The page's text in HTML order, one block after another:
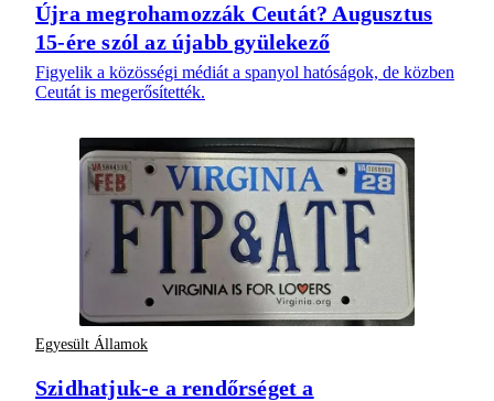
Újra megrohamozzák Ceutát? Augusztus
15-ére szól az újabb gyülekező
Figyelik a közösségi médiát a spanyol hatóságok, de közben
Ceutát is megerősítették.
Egyesült Államok
Szidhatjuk-e a rendőrséget a